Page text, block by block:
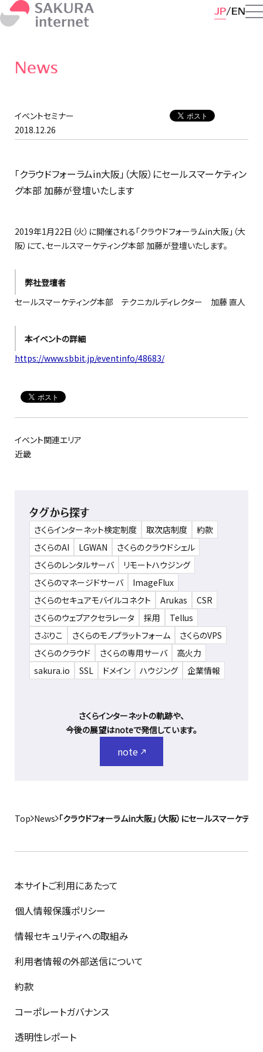
JP EN
News
イベントセミナー
2018.12.26
「クラウドフォーラムin大阪」（大阪）にセールスマーケティン
グ本部 加藤が登壇いたします
2019年1⽉22⽇（火）に開催される「クラウドフォーラムin大阪」（大
阪）にて、セールスマーケティング本部 加藤が登壇いたします。
弊社登壇者
セールスマーケティング本部 テクニカルディレクター 加藤 直人
本イベントの詳細
https://www.sbbit.jp/eventinfo/48683/
イベント関連エリア
近畿
タグから探す
さくらインターネット検定制度 取次店制度
約款
さくらのAI
LGWAN
さくらのクラウドシェル
さくらのレンタルサーバ
リモートハウジング
さくらのマネージドサーバ
ImageFlux
さくらのセキュアモバイルコネクト
Arukas
CSR
さくらのウェブアクセラレータ
採用
Tellus
さぶりこ
さくらのモノプラットフォーム
さくらのVPS
さくらのクラウド
さくらの専用サーバ
高火力
sakura.io
SSL ドメイン ハウジング 企業情報
さくらインターネットの軌跡や、
今後の展望はnoteで発信しています。
note
Top News 「クラウドフォーラムin大阪」（大阪）にセールスマーケテ
本サイトご利用にあたって
個人情報保護ポリシー
情報セキュリティへの取組み
利用者情報の外部送信について
約款
コーポレートガバナンス
透明性レポート